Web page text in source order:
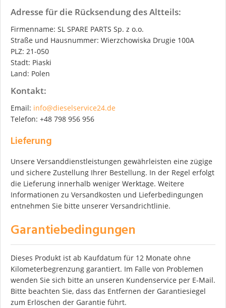
Adresse für die Rücksendung des Altteils:
Firmenname: SL SPARE PARTS Sp. z o.o.
Straße und Hausnummer: Wierzchowiska Drugie 100A
PLZ: 21-050
Stadt: Piaski
Land: Polen
Kontakt:
Email: info@dieselservice24.de
Telefon: +48 798 956 956
Lieferung
Unsere Versanddienstleistungen gewährleisten eine zügige
und sichere Zustellung Ihrer Bestellung. In der Regel erfolgt
die Lieferung innerhalb weniger Werktage. Weitere
Informationen zu Versandkosten und Lieferbedingungen
entnehmen Sie bitte unserer Versandrichtlinie.
Garantiebedingungen
Dieses Produkt ist ab Kaufdatum für 12 Monate ohne
Kilometerbegrenzung garantiert. Im Falle von Problemen
wenden Sie sich bitte an unseren Kundenservice per E-Mail.
Bitte beachten Sie, dass das Entfernen der Garantiesiegel
zum Erlöschen der Garantie führt.